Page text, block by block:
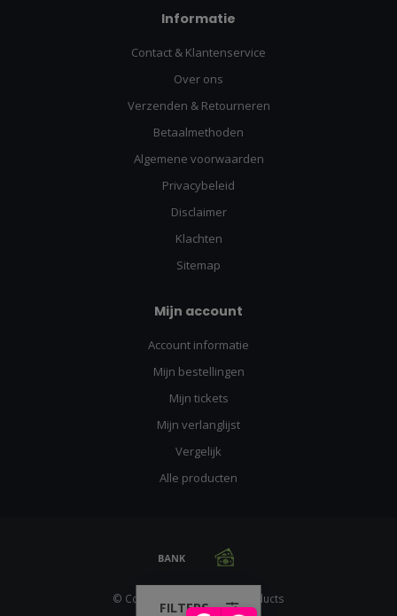
Informatie
Contact & Klantenservice
Over ons
Verzenden & Retourneren
Betaalmethoden
Algemene voorwaarden
Privacybeleid
Disclaimer
Klachten
Sitemap
Mijn account
Account informatie
Mijn bestellingen
Mijn tickets
Mijn verlanglijst
Vergelijk
Alle producten
© Copyright 2026 Racing Products
FILTERS